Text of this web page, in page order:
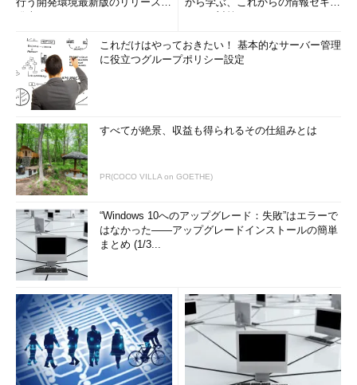
これだけはやっておきたい！ 基本的なサーバー管理
に役立つグループポリシー設定
すべてが絶景、収益も得られるその仕組みとは
PR(COCO VILLA on GOETHE)
“Windows 10へのアップグレード：失敗”はエラーで
はなかった――アップグレードインストールの簡単
まとめ (1/3...